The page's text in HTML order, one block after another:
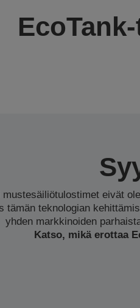
mustesäiliötulostimet eivät
tämän teknologian
yhden markkinoiden
Katso, mikä erottaa